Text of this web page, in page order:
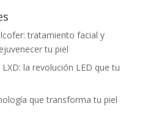
tratamiento facial y
tu piel
la revolución LED que tu
que transforma tu piel